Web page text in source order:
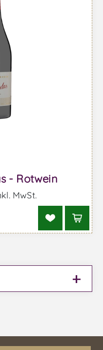
- Rotwein
MwSt.